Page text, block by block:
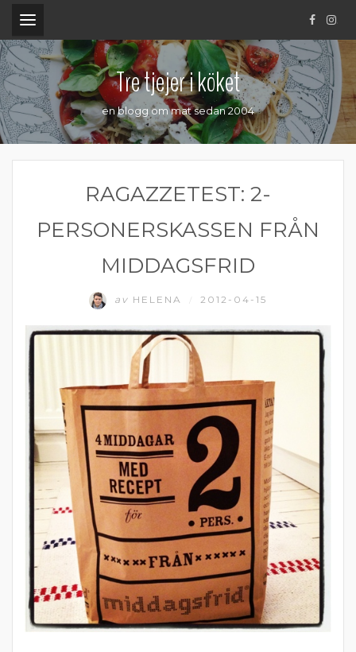
.
Tre tjejer i köket
en blogg om mat sedan 2004
RAGAZZETEST: 2-
PERSONERSKASSEN FRÅN
MIDDAGSFRID
av HELENA 2012-04-15